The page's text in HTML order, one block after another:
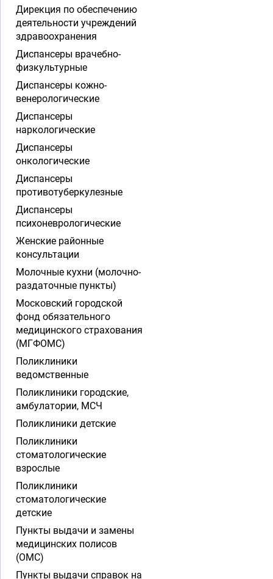
Дирекция по обеспечению
деятельности учреждений
здравоохранения
Диспансеры врачебно-
физкультурные
Диспансеры кожно-
венерологические
Диспансеры
наркологические
Диспансеры
онкологические
Диспансеры
противотуберкулезные
Диспансеры
психоневрологические
Женские районные
консультации
Молочные кухни (молочно-
раздаточные пункты)
Московский городской
фонд обязательного
медицинского страхования
(МГФОМС)
Поликлиники
ведомственные
Поликлиники городские,
амбулатории, МСЧ
Поликлиники детские
Поликлиники
стоматологические
взрослые
Поликлиники
стоматологические
детские
Пункты выдачи и замены
медицинских полисов
(ОМС)
Пункты выдачи справок на